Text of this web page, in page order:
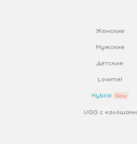
Женские
Мужские
Детские
Lowmel
Hybrid
UGG с калошами